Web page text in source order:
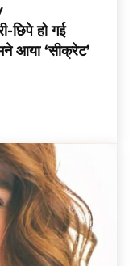
हो गई
आया ‘सीक्रेट’